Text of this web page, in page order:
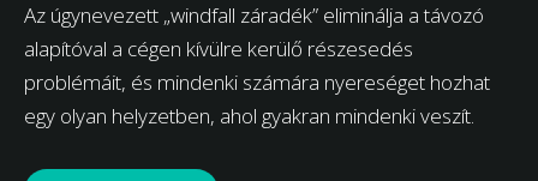
Az úgynevezett „windfall záradék” eliminálja a távozó
alapítóval a cégen kívülre kerülő részesedés
problémáit, és mindenki számára nyereséget hozhat
egy olyan helyzetben, ahol gyakran mindenki veszít.